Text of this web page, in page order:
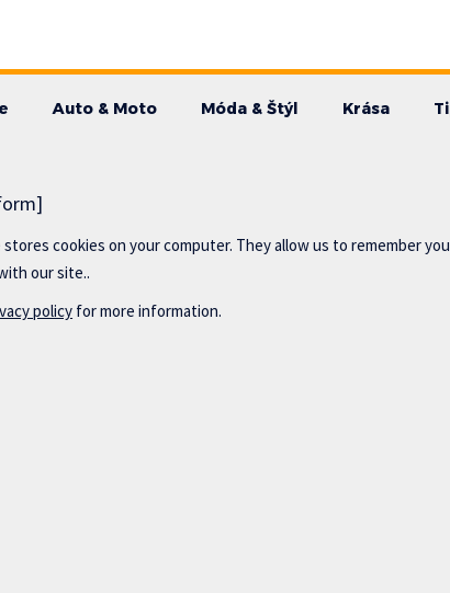
Auto & Moto Móda & Štýl Krása
cookies on your computer. They allow us to remember
our site..
policy for more information.